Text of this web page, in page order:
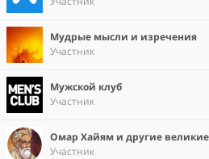
Мудрые мысли и изречения
Участник
Мужской клуб
Участник
Омар Хайям и другие
Участник